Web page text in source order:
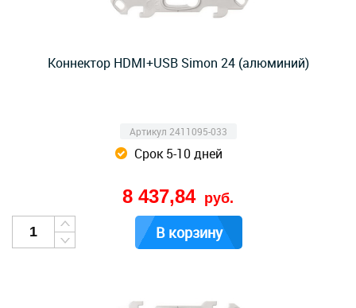
Коннектор HDMI+USB Simon 24 (алюминий)
Артикул 2411095-033
Срок 5-10 дней
8 437,84 руб.
В корзину